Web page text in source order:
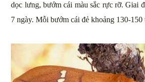
dọc lưng, bướm cái màu sắc rực rỡ. Giai
7 ngày. Mỗi bướm cái đẻ khoảng 130-150